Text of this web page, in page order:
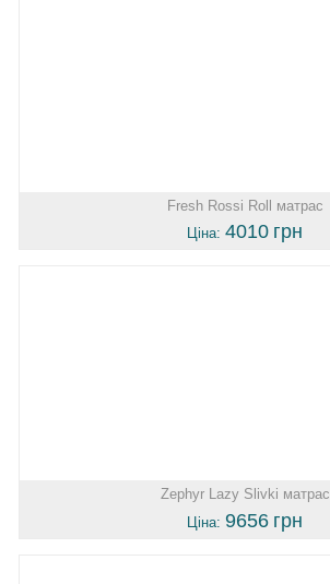
Fresh Rossi Roll матрас
Ціна: 4010 грн
Zephyr Lazy Slivki матрас
Ціна: 9656 грн